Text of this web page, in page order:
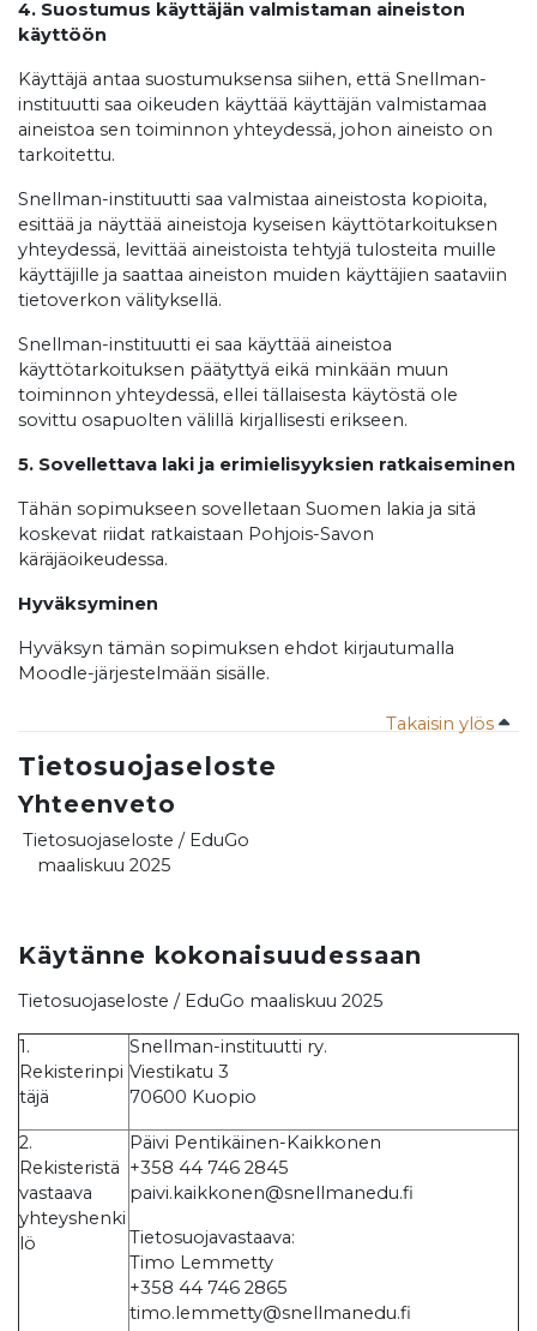
4. Suostumus käyttäjän valmistaman aineiston
käyttöön
Käyttäjä antaa suostumuksensa siihen, että Snellman-
instituutti saa oikeuden käyttää käyttäjän valmistamaa
aineistoa sen toiminnon yhteydessä, johon aineisto on
tarkoitettu.
Snellman-instituutti saa valmistaa aineistosta kopioita,
esittää ja näyttää aineistoja kyseisen käyttötarkoituksen
yhteydessä, levittää aineistoista tehtyjä tulosteita muille
käyttäjille ja saattaa aineiston muiden käyttäjien saataviin
tietoverkon välityksellä.
Snellman-instituutti ei saa käyttää aineistoa
käyttötarkoituksen päätyttyä eikä minkään muun
toiminnon yhteydessä, ellei tällaisesta käytöstä ole
sovittu osapuolten välillä kirjallisesti erikseen.
5. Sovellettava laki ja erimielisyyksien ratkaiseminen
Tähän sopimukseen sovelletaan Suomen lakia ja sitä
koskevat riidat ratkaistaan Pohjois-Savon
käräjäoikeudessa.
Hyväksyminen
Hyväksyn tämän sopimuksen ehdot kirjautumalla
Moodle-järjestelmään sisälle.
Takaisin ylös
Tietosuojaseloste
Yhteenveto
Tietosuojaseloste / EduGo
maaliskuu 2025
Käytänne kokonaisuudessaan
Tietosuojaseloste / EduGo maaliskuu 2025
1.
Rekisterinpi
täjä
Snellman-instituutti ry.
Viestikatu 3
70600 Kuopio
2.
Rekisteristä
vastaava
yhteyshenki
lö
Päivi Pentikäinen-Kaikkonen
+358 44 746 2845
paivi.kaikkonen@snellmanedu.fi
Tietosuojavastaava:
Timo Lemmetty
+358 44 746 2865
timo.lemmetty@snellmanedu.fi